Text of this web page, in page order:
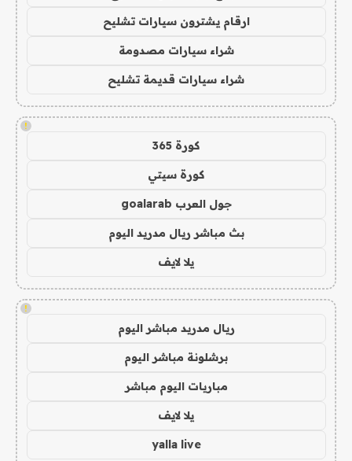
ارقام يشترون سيارات تشليح
شراء سيارات مصدومة
شراء سيارات قديمة تشليح
!
كورة 365
كورة سيتي
جول العرب goalarab
بث مباشر ريال مدريد اليوم
يلا لايف
!
ريال مدريد مباشر اليوم
برشلونة مباشر اليوم
مباريات اليوم مباشر
يلا لايف
yalla live